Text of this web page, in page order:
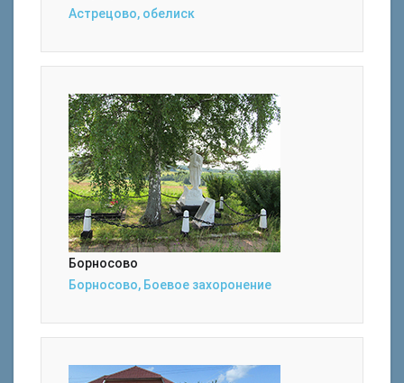
Астрецово, обелиск
Борносово
Борносово, Боевое захоронение